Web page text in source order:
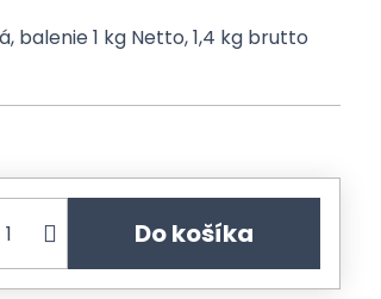
balenie 1 kg Netto, 1,4 kg brutto
Do košíka